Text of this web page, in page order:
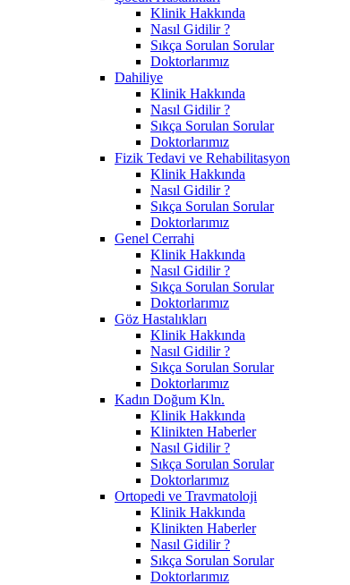
Klinik Hakkında
Nasıl Gidilir ?
Sıkça Sorulan Sorular
Doktorlarımız
Dahiliye
Klinik Hakkında
Nasıl Gidilir ?
Sıkça Sorulan Sorular
Doktorlarımız
Fizik Tedavi ve Rehabilitasyon
Klinik Hakkında
Nasıl Gidilir ?
Sıkça Sorulan Sorular
Doktorlarımız
Genel Cerrahi
Klinik Hakkında
Nasıl Gidilir ?
Sıkça Sorulan Sorular
Doktorlarımız
Göz Hastalıkları
Klinik Hakkında
Nasıl Gidilir ?
Sıkça Sorulan Sorular
Doktorlarımız
Kadın Doğum Kln.
Klinik Hakkında
Klinikten Haberler
Nasıl Gidilir ?
Sıkça Sorulan Sorular
Doktorlarımız
Ortopedi ve Travmatoloji
Klinik Hakkında
Klinikten Haberler
Nasıl Gidilir ?
Sıkça Sorulan Sorular
Doktorlarımız